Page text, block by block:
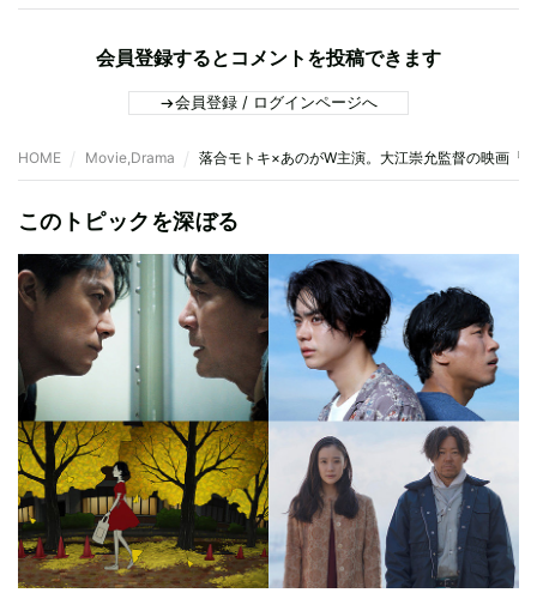
会員登録するとコメントを投稿できます
会員登録 / ログインページへ
HOME Movie,Drama 落合モトキ×あのがW主演。大江崇允監督の映画『
このトピックを深ぼる